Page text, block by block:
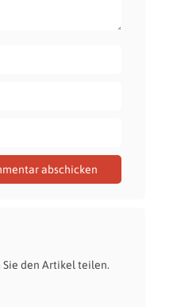
Sie den Artikel teilen.